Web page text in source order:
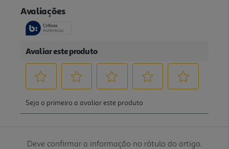
Deve confirmar a informação no rótulo do artigo.